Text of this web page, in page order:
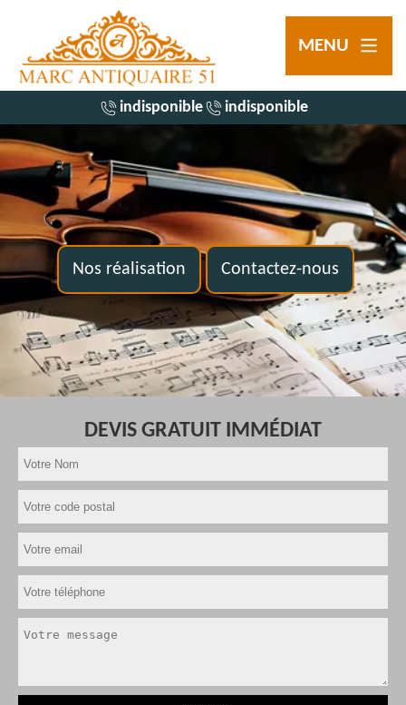
MENU
indisponible indisponible
Nos réalisation Contactez-nous
DEVIS GRATUIT IMMÉDIAT